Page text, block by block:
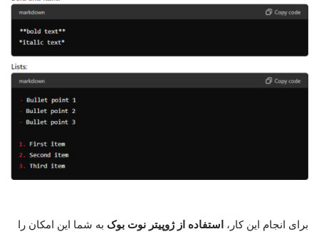
برای انجام این کار، استفاده از ژوپیتر نوت بوک به شما این امکان را